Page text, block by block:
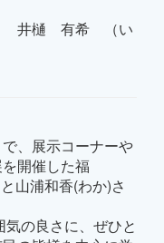
井樋 有希 （い
、展示コーナーや
開催した福
山浦和香(わか)さ
の良さに、ぜひと